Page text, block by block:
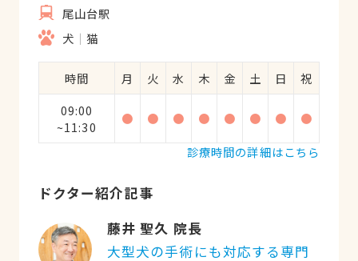
尾山台駅
犬
猫
時間 月 火 水 木 金 土 日
祝
09:00
~11:30
● ● ● ● ● ● ●
●
診療時間の詳細はこちら
ドクター紹介記事
藤井 聖久 院長
大型犬の手術にも対応する専門